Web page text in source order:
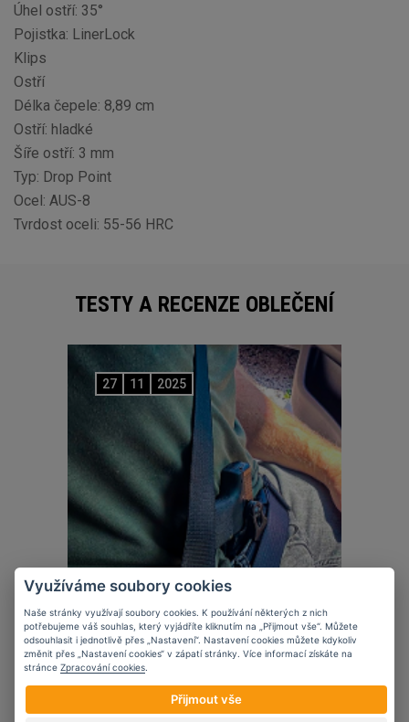
Úhel ostří: 35°
Pojistka: LinerLock
Klips
Ostří
Délka čepele: 8,89 cm
Ostří: hladké
Šíře ostří: 3 mm
Typ: Drop Point
Ocel: AUS-8
Tvrdost oceli: 55-56 HRC
TESTY A RECENZE OBLEČENÍ
27 11 2025
Novinky
5 věcí, které zvážit při nošení krátké
zbraně ve vozidle
Využíváme soubory cookies
Naše stránky využívají soubory cookies. K používání některých z nich
potřebujeme váš souhlas, který vyjádříte kliknutím na „Přijmout vše“. Můžete
odsouhlasit i jednotlivě přes „Nastavení“. Nastavení cookies můžete kdykoliv
změnit přes „Nastavení cookies“ v zápatí stránky. Více informací získáte na
stránce Zpracování cookies
Přijmout vše